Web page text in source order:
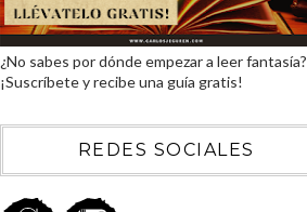
¿No sabes por dónde empezar a leer fantasía?
¡Suscríbete y recibe una guía gratis!
REDES SOCIALES